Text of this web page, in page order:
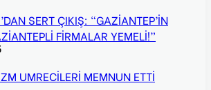
SERT ÇIKIŞ: “GAZİANTEP’İN
FİRMALAR YEMELİ!”
UMRECİLERİ MEMNUN ETTİ